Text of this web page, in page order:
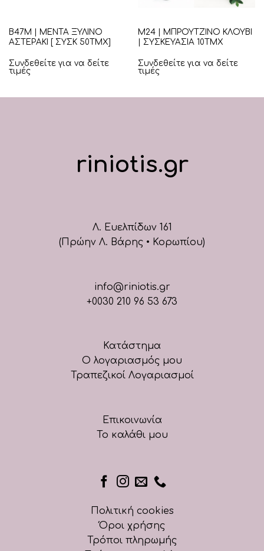
Β47Μ | ΜΕΝΤΑ ΞΥΛΙΝΟ
ΑΣΤΕΡΑΚΙ [ ΣΥΣΚ 50ΤΜΧ]
Συνδεθείτε για να δείτε
τιμές
Μ24 | ΜΠΡΟΥΤΖΙΝΟ ΚΛΟΥΒΙ
| ΣΥΣΚΕΥΑΣΙΑ 10ΤΜΧ
Συνδεθείτε για να δείτε
τιμές
riniotis.gr
Λ. Ευελπίδων 161
(Πρώην Λ. Βάρης • Κορωπίου)
info@riniotis.gr
+0030 210 96 53 673
Κατάστημα
Ο λογαριασμός μου
Τραπεζικοί Λογαριασμοί
Επικοινωνία
Το καλάθι μου
Πολιτική cookies
Όροι χρήσης
Τρόποι πληρωμής